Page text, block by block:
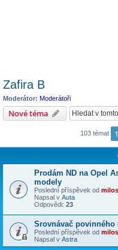
Zafira B
Moderátor: Moderátoři
Nové téma
103 témat 1
Prodám ND na Opel
modely
Poslední příspěvek od
Napsal v Auta
Odpovědi: 23
Srovnávač povinného
Poslední příspěvek od
Napsal v Astra